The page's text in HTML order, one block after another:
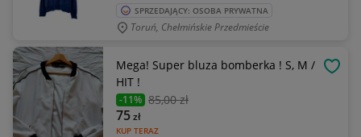
SPRZEDAJĄCY: OSOBA PRYWATNA
Toruń, Chełmińskie Przedmieście
Mega! Super bluza bomberka ! S, M /
HIT !
-11% 85,00 zł
KUP TERAZ
75zł